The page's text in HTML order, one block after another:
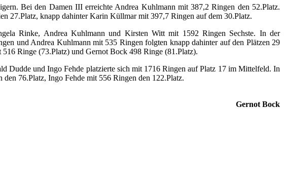
Bei den Damen III erreichte Andrea Kuhlmann mit 387,2 Ringen den 52.Platz.
27.Platz, knapp dahinter Karin Küllmar mit 397,7 Ringen auf dem 30.Platz.
Rinke, Andrea Kuhlmann und Kirsten Witt mit 1592 Ringen Sechste. In der
und Andrea Kuhlmann mit 535 Ringen folgten knapp dahinter auf den Plätzen 29
Ringe (73.Platz) und Gernot Bock 498 Ringe (81.Platz).
Dudde und Ingo Fehde platzierte sich mit 1716 Ringen auf Platz 17 im Mittelfeld. In
76.Platz, Ingo Fehde mit 556 Ringen den 122.Platz.
Gernot Bock